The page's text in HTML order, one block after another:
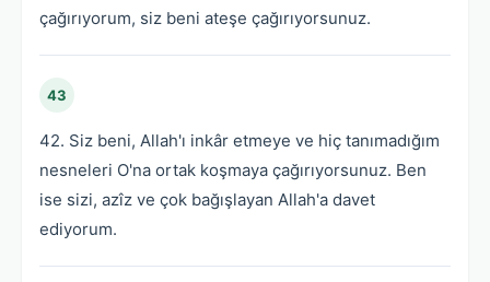
çağırıyorum, siz beni ateşe çağırıyorsunuz.
43
42. Siz beni, Allah'ı inkâr etmeye ve hiç tanımadığım
nesneleri O'na ortak koşmaya çağırıyorsunuz. Ben
ise sizi, azîz ve çok bağışlayan Allah'a davet
ediyorum.